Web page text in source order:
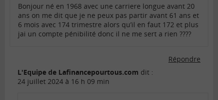
Bonjour né en 1968 avec une carriere longue avant 20
ans on me dit que je ne peux pas partir avant 61 ans et
6 mois avec 174 trimestre alors qu’il en faut 172 et plus
jai un compte pénibilité donc il ne me sert a rien ????
Répondre
L'Equipe de Lafinancepourtous.com dit :
24 juillet 2024 à 16 h 09 min